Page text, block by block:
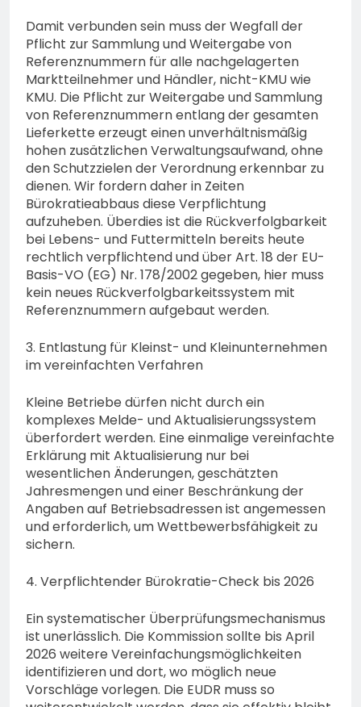
Damit verbunden sein muss der Wegfall der
Pflicht zur Sammlung und Weitergabe von
Referenznummern für alle nachgelagerten
Marktteilnehmer und Händler, nicht-KMU wie
KMU. Die Pflicht zur Weitergabe und Sammlung
von Referenznummern entlang der gesamten
Lieferkette erzeugt einen unverhältnismäßig
hohen zusätzlichen Verwaltungsaufwand, ohne
den Schutzzielen der Verordnung erkennbar zu
dienen. Wir fordern daher in Zeiten
Bürokratieabbaus diese Verpflichtung
aufzuheben. Überdies ist die Rückverfolgbarkeit
bei Lebens- und Futtermitteln bereits heute
rechtlich verpflichtend und über Art. 18 der EU-
Basis-VO (EG) Nr. 178/2002 gegeben, hier muss
kein neues Rückverfolgbarkeitssystem mit
Referenznummern aufgebaut werden.
3. Entlastung für Kleinst- und Kleinunternehmen
im vereinfachten Verfahren
Kleine Betriebe dürfen nicht durch ein
komplexes Melde- und Aktualisierungssystem
überfordert werden. Eine einmalige vereinfachte
Erklärung mit Aktualisierung nur bei
wesentlichen Änderungen, geschätzten
Jahresmengen und einer Beschränkung der
Angaben auf Betriebsadressen ist angemessen
und erforderlich, um Wettbewerbsfähigkeit zu
sichern.
4. Verpflichtender Bürokratie-Check bis 2026
Ein systematischer Überprüfungsmechanismus
ist unerlässlich. Die Kommission sollte bis April
2026 weitere Vereinfachungsmöglichkeiten
identifizieren und dort, wo möglich neue
Vorschläge vorlegen. Die EUDR muss so